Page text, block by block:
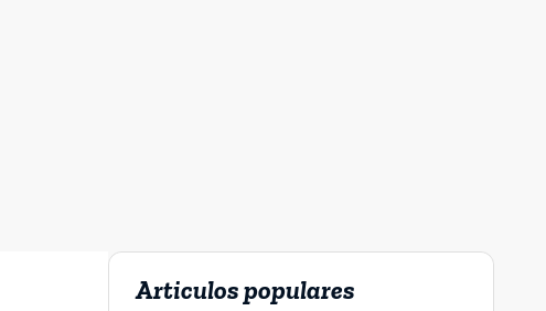
Articulos populares